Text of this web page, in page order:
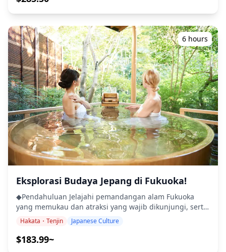
berfungsi sebagai parit untuk Kastil Fukuoka. Saat ini,
taman ini dicintai oleh penduduk setempat sebagai
oasis di pusat kota tempat banyak burung air dan kura-
kura tinggal. ・Hakata Hyakunenkura (30 menit) Pabrik
bir berusia 140 tahun satu-satunya di Hakata
menawarkan sake yang unik, segar, dan fruity, termasuk
stroberi dan mencicipi sake "baru" eksklusif. ・Stasiun
Hakata Titik akhir tur ini. ◆Info Tambahan ・Ini adalah
tur/aktivitas pribadi. Hanya grup Anda yang akan
berpartisipasi ・Wisatawan harus memiliki tingkat
kebugaran fisik sedang ![]
(https://assets.hldycdn.com/experiences/
![]
(https://assets.hldycdn.com/experiences/
(https://assets.hldycdn.com/experiences/
Heian. Karena pengetahuannya yang luas, Michizane
dikaitkan dengan Tenjin, dewa pendidikan Shinto, dan
populer di kalangan pelajar. Kota kedua, Yanagawa,
adalah kota kecil dengan sistem penyediaan air yang
sangat unik untuk pengendalian banjir, irigasi, dan
berbagai mekanisme berdasarkan kearifan leluhur kita
yang masih hidup. Di sana Anda dapat melihat warisan
era feodal yang masih hidup, dengan jalur air
terkemuka di dunia yang selaras dengan kanal yang
membentang ke pusat kota seluas 2 km persegi hingga
perpanjangan 60 km. Itulah mengapa kota ini memiliki
nama lain "Venesia di Jepang". Serahkan pada jalan air
parit, silakan nikmati perjalanan perahu dengan lagu
Funauta yang dinyanyikan oleh seorang tukang perahu,
sambil melihat pemandangan indah setiap musim.
◆Termasuk ・Pemandu ・Tiket Kereta ・Tiket Pesiar
Sungai Yanagawa ・Umegae-mochi (kue beras dengan
pasta kacang manis di dalamnya) ◆Tidak Termasuk ・
Minuman Beralkohol ・Transportasi Pribadi ・Makan
Siang ◆Jadwal Perjalanan ・Dazaifu Temmangu (1 jam)
Di antara ratusan Kuil Tenmangu di seluruh Jepang,
paling penting bersama dengan Kitano Tenmangu di
6 hours
Eksplorasi Budaya Jepang di Fukuoka!
◆Pendahuluan Jelajahi pemandangan alam Fukuoka
yang memukau dan atraksi yang wajib dikunjungi, serta
nikmati berbagai pengalaman budaya Jepang di
sepanjang jalan. Staf bilingual kami, yang sangat
mengenal daerah ini, akan memandu Anda melalui
Hakata・Tenjin Japanese Culture
$183.99~